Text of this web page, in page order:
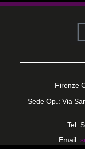
Firenze
Sede Op.: Via
Tel.
Email: